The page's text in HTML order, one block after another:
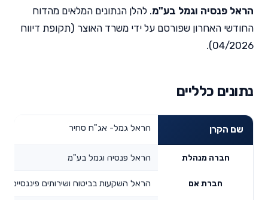
הראל פנסיה וגמל בע"מ. להלן הנתונים המלאים מהדוח
החודשי האחרון שפורסם על ידי משרד האוצר (תקופת דיווח
04/2026).
נתונים כלליים
שם הקרן הראל גמל- אג"ח סחיר
חברה מנהלת הראל פנסיה וגמל בע"מ
חברת אם הראל השקעות בביטוח ושירותים פיננסיים